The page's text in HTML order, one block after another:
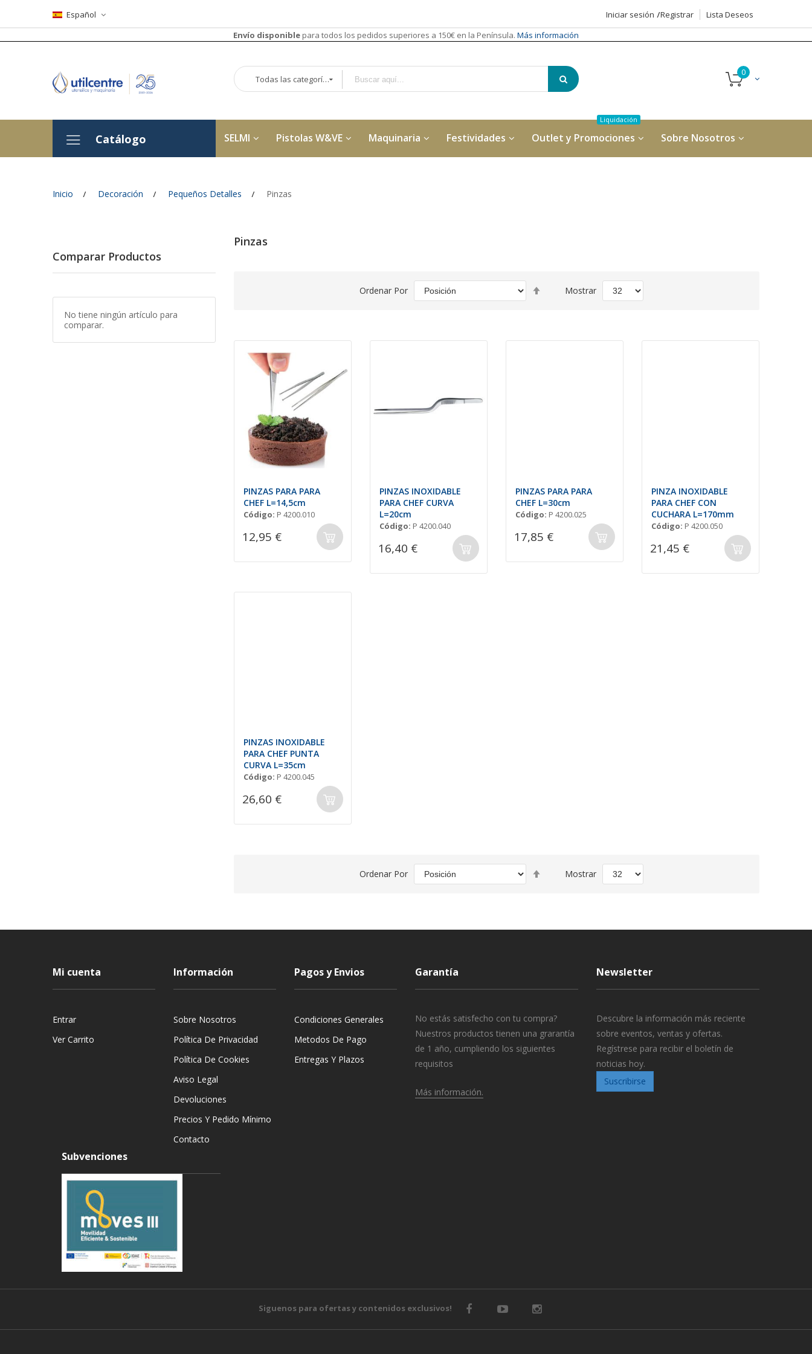
Español Iniciar sesión Registrar
Lista Deseos
Envío disponible para todos los pedidos superiores a 150€ en la Península. Más información
Todas las categorías
Catálogo SELMI Pistolas W&VE Maquinaria Festividades Outlet y Promociones Sobre Nosotros
Inicio Decoración Pequeños Detalles Pinzas
Pinzas
Ordenar Por Mostrar
PINZAS PARA PARA
CHEF L=14,5cm
Código: P 4200.010
12,95 €
PINZAS INOXIDABLE
PARA CHEF CURVA
L=20cm
Código: P 4200.040
16,40 €
PINZAS PARA PARA
CHEF L=30cm
Código: P 4200.025
17,85 €
PINZA INOXIDABLE
PARA CHEF CON
CUCHARA L=170mm
Código: P 4200.050
21,45 €
PINZAS INOXIDABLE
PARA CHEF PUNTA
CURVA L=35cm
Código: P 4200.045
26,60 €
Ordenar Por Mostrar
Comparar Productos
No tiene ningún artículo para
comparar.
Mi cuenta
Entrar
Ver Carrito
Información
Sobre Nosotros
Política De Privacidad
Política De Cookies
Aviso Legal
Devoluciones
Precios Y Pedido Mínimo
Contacto
Pagos y Envios
Condiciones Generales
Metodos De Pago
Entregas Y Plazos
Garantía
No estás satisfecho con tu compra?
Nuestros productos tienen una grarantía
de 1 año, cumpliendo los siguientes
requisitos
Más información.
Newsletter
Descubre la información más reciente
sobre eventos, ventas y ofertas.
Regístrese para recibir el boletín de
noticias hoy.
Suscribirse
Subvenciones
Siguenos para ofertas y contenidos exclusivos!